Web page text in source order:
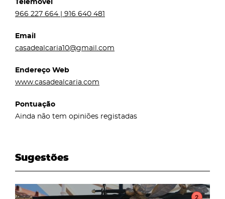
Telemóvel
966 227 664 | 916 640 481
Email
casadealcaria10@gmail.com
Endereço Web
www.casadealcaria.com
Pontuação
Ainda não tem opiniões registadas
Sugestões
page